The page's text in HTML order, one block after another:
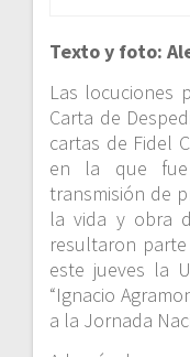
Texto y foto:
Las locuciones
Carta de
cartas de Fidel
en la que fue
transmisión de
la vida y obra
resultaron
este jueves la
“Ignacio
a la Jornada